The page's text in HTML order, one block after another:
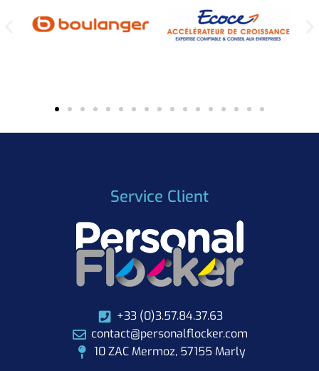
Service Client
+33 (0)3.57.84.37.63
contact@personalflocker.com
10 ZAC Mermoz, 57155 Marly